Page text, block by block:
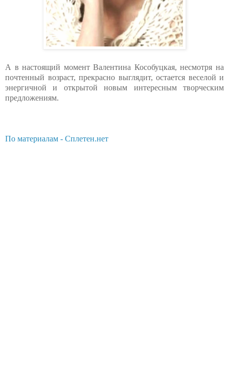
А в настоящий момент Валентина Кособуцкая, несмотря на
почтенный возраст, прекрасно выглядит, остается веселой и
энергичной и открытой новым интересным творческим
предложениям.
По материалам - Сплетен.нет